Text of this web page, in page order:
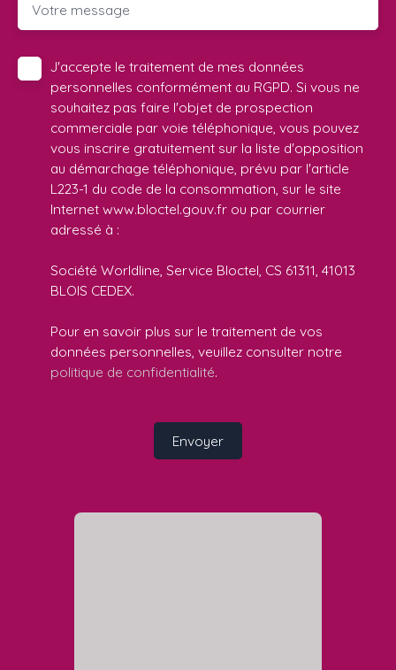
Votre message
J'accepte le traitement de mes données
personnelles conformément au RGPD. Si vous ne
souhaitez pas faire l'objet de prospection
commerciale par voie téléphonique, vous pouvez
vous inscrire gratuitement sur la liste d'opposition
au démarchage téléphonique, prévu par l'article
L223-1 du code de la consommation, sur le site
Internet www.bloctel.gouv.fr ou par courrier
adressé à :
Société Worldline, Service Bloctel, CS 61311, 41013
BLOIS CEDEX.
Pour en savoir plus sur le traitement de vos
données personnelles, veuillez consulter notre
politique de confidentialité.
Envoyer